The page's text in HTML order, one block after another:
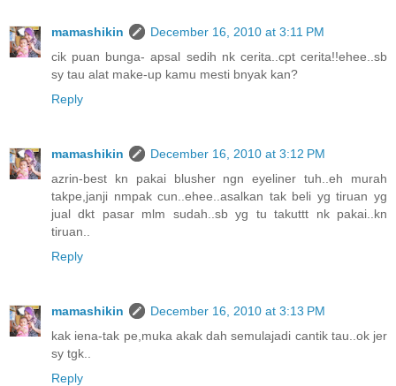
mamashikin
December 16, 2010 at 3:11 PM
cik puan bunga- apsal sedih nk cerita..cpt cerita!!ehee..sb
sy tau alat make-up kamu mesti bnyak kan?
Reply
mamashikin
December 16, 2010 at 3:12 PM
azrin-best kn pakai blusher ngn eyeliner tuh..eh murah
takpe,janji nmpak cun..ehee..asalkan tak beli yg tiruan yg
jual dkt pasar mlm sudah..sb yg tu takuttt nk pakai..kn
tiruan..
Reply
mamashikin
December 16, 2010 at 3:13 PM
kak iena-tak pe,muka akak dah semulajadi cantik tau..ok jer
sy tgk..
Reply